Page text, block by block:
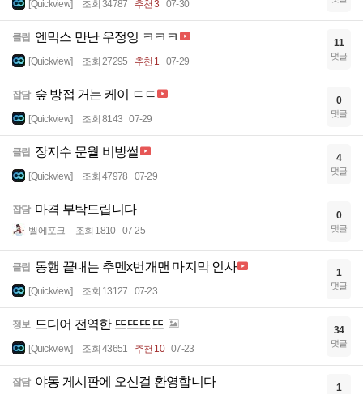
[Quickview] 조회 34787 추천 3 07-30
클립 엔믹스 만난 우정잉 ㅋㅋㅋ
[Quickview] 조회 27295 추천 1 07-29
11
댓글
잡담 숲 방접 거는 케이 ㄷㄷ
[Quickview] 조회 8143 07-29
0
댓글
클립 장지수 문월 비방썰
[Quickview] 조회 47978 07-29
4
댓글
잡담 마격 부탁드립니다
벨에포크 조회 1810 07-25
0
댓글
클립 동행 끝내는 추멘x번개맨 마지막 인사
[Quickview] 조회 13127 07-23
1
댓글
정보 드디어 전역한 뜨뜨뜨뜨
[Quickview] 조회 43651 추천 10 07-23
34
댓글
잡담 야동 게시판에 오신걸 환영합니다 1